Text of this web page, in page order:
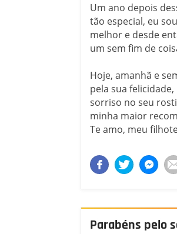
Um ano depois
tão especial, eu
melhor e desde
um sem fim de
Hoje, amanhã e
pela sua
sorriso no seu
minha maior
Te amo, meu
Parabéns pelo